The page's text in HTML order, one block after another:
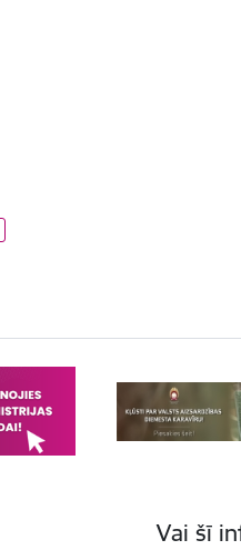
Vai šī